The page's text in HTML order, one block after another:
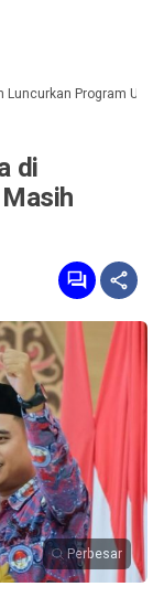
Program ULAS
di
Perbesar